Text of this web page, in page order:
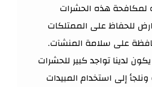
لمكافحة هذه الحشرات
للحفاظ على الممتلكات
على سلامة المنشآت.
لدينا تواجد كبير للحشرات
ونلجأ إلى استخدام المبيدات